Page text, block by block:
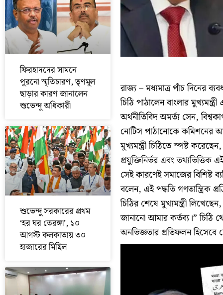
ফিরহাদদের সামনে
পুরনো স্মৃতিচারণ, তৃণমূল
ছাড়ার কারণ জানালেন
শুভেন্দু অধিকারী
শুভেন্দু সরকারের প্রথম
‘হর ঘর তেরঙ্গা’, ১০
আগস্ট কলকাতায় ৩০
হাজারের মিছিল
রাজ্য – মধ্যমাত্র পাঁচ দিনের
চিঠি পাঠালেন বাংলার
অর্থনীতিবিদ অমর্ত্য সেন,
নোটিস পাঠানোকে কমিশনের
মুখ্যমন্ত্রী চিঠিতে স্পষ্ট
প্রযুক্তিনির্ভর এবং তথ্যভিত্তিক
সেই কারণেই সমাজের বিশিষ্ট
বলেন, এই পদ্ধতি গণতান্ত্রিক
চিঠির শেষে মুখ্যমন্ত্রী
জানানো আমার কর্তব্য।” চিঠি
অনভিজ্ঞতার প্রতিফলন হিসেবে